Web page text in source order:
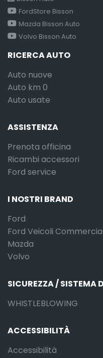
FordStore Bisson
Mazda Bisson Auto
Volvo Bisson Auto
RICERCA AUTO
Auto nuove
Auto km 0
Auto usate
ASSISTENZA
Prenota officina
Ricambi accessori
Ford service
I NOSTRI BRAND
Ford
Ford Veicoli
Mazda
Volvo
SICUREZZA / SISTEMA
WHISTLEBLOWING
ACCESSIBILITÀ
Accessibilità